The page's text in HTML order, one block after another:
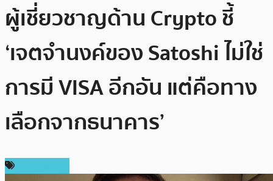
ผู้เชี่ยวชาญด้าน Crypto ชี้
‘เจตจำนงค์ของ Satoshi ไม่ใช่
การมี VISA อีกอัน แต่คือทาง
เลือกจากธนาคาร’